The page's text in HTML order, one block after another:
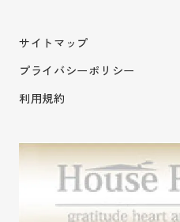
サイトマップ
プライバシーポリシー
利用規約